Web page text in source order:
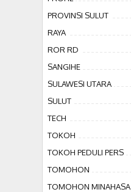
PROVINSI SULUT
RAYA
ROR RD
SANGIHE
SULAWESI UTARA
SULUT
TECH
TOKOH
TOKOH PEDULI PERS
TOMOHON
TOMOHON MINAHASA